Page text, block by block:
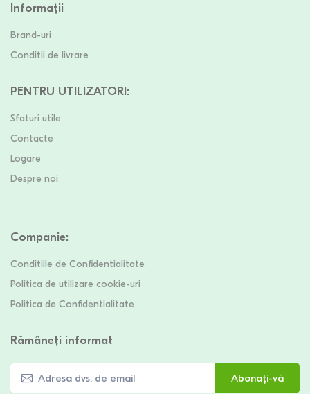
Informații
Brand-uri
Conditii de livrare
PENTRU UTILIZATORI:
Sfaturi utile
Contacte
Logare
Despre noi
Companie:
Conditiile de Confidentialitate
Politica de utilizare cookie-uri
Politica de Confidentialitate
Rămâneți informat
Abonați-vă